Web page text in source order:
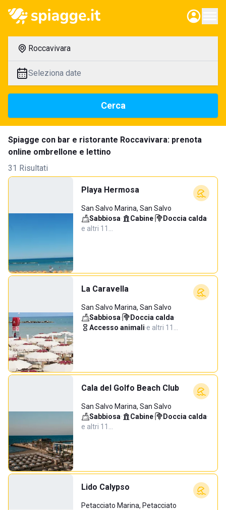
Roccavivara
Seleziona date
Cerca
Spiagge con bar e ristorante Roccavivara: prenota
online ombrellone e lettino
31 Risultati
Playa Hermosa
San Salvo Marina, San Salvo
Sabbiosa· Cabine· Doccia calda·
e altri 11…
La Caravella
San Salvo Marina, San Salvo
Sabbiosa· Doccia calda·
Accesso animali·e altri 11…
Cala del Golfo Beach Club
San Salvo Marina, San Salvo
Sabbiosa· Cabine· Doccia calda·
e altri 11…
Lido Calypso
Petacciato Marina, Petacciato